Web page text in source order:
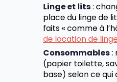
Linge et lits:
place du linge de
faits « comme à
de location de
Consommables:
(papier toilette,
base) selon ce qui